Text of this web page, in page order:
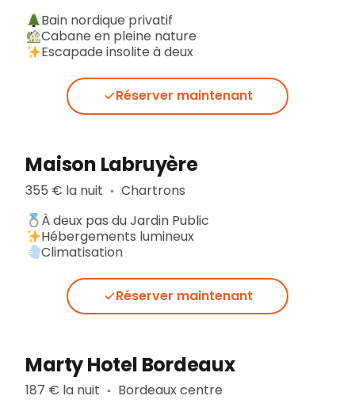
Bain nordique privatif
Cabane en pleine nature
Escapade insolite à deux
Réserver maintenant
Maison Labruyère
355 € la nuit ▪︎ Chartrons
À deux pas du Jardin Public
Hébergements lumineux
Climatisation
Réserver maintenant
Marty Hotel Bordeaux
187 € la nuit ▪︎ Bordeaux centre